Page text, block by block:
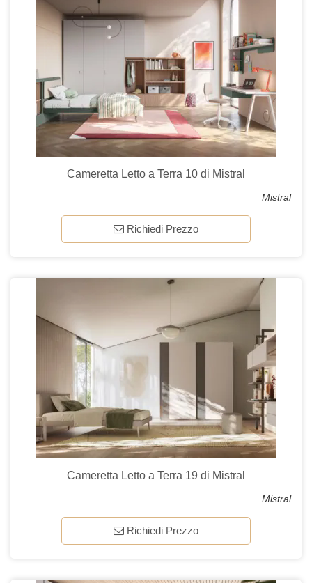
Cameretta Letto a Terra 10 di Mistral
Mistral
Richiedi Prezzo
Cameretta Letto a Terra 19 di Mistral
Mistral
Richiedi Prezzo